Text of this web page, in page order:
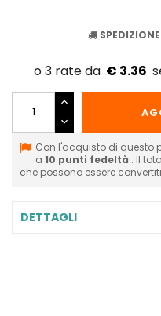
€ 3.36
Con l'acquisto di questo
a 10 punti fedeltà . Il
che possono essere
DETTAGLI